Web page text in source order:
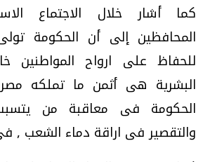
كما أشار خلال الاجتماع
المحافظين إلى أن الحكومة
للحفاظ على ارواح المواطنين
البشرية هى أثمن ما تملكه
الحكومة فى معاقبة من
والتقصير فى اراقة دماء الشعب ,